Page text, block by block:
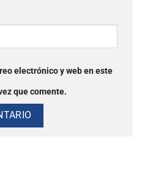
electrónico y web en este
que comente.